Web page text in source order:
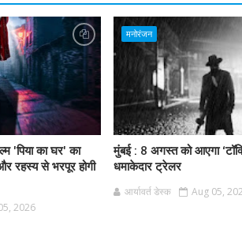
'पिया का घर' का
रहस्य से भरपूर होगी
2026
मनोरंजन
मुंबई : 8 अगस्त को आएगा
धमाकेदार ट्रेलर
आर्यावर्त डेस्क Aug 05,